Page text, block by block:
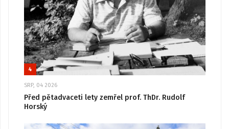
4
SRP, 04 2026
Před pětadvaceti lety zemřel prof. ThDr. Rudolf
Horský